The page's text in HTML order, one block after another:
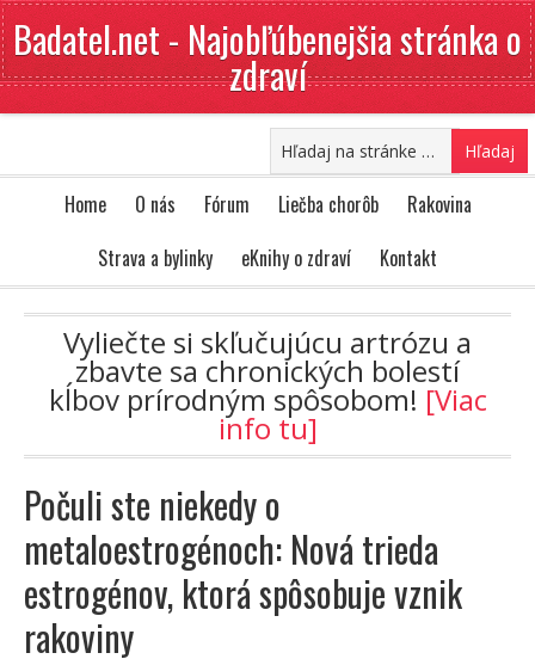
Badatel.net - Najobľúbenejšia stránka o
zdraví
Home O nás Fórum Liečba chorôb
Rakovina
Strava a bylinky
eKnihy o zdraví Kontakt
Vyliečte si skľučujúcu artrózu a
zbavte sa chronických bolestí
kĺbov prírodným spôsobom! [Viac
info tu]
Počuli ste niekedy o
metaloestrogénoch: Nová trieda
estrogénov, ktorá spôsobuje vznik
rakoviny